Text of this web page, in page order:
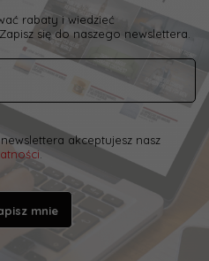
rabaty i wiedzieć
się do naszego newslettera.
akceptujesz nasz
mnie